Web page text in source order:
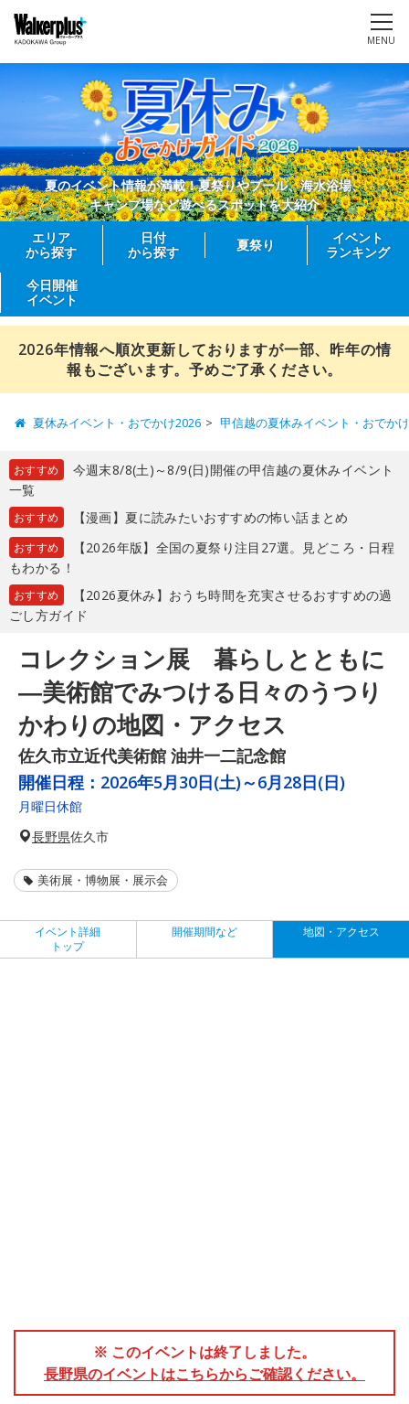
MENU
夏のイベント情報が満載！夏祭りやプール、海水浴場、
キャンプ場など遊べるスポットを大紹介
エリア
から探す
日付
から探す
夏祭り
イベント
ランキング
今日開催
イベント
2026年情報へ順次更新しておりますが一部、昨年の情
報もございます。予めご了承ください。
夏休みイベント・おでかけ2026 甲信越の夏休みイベント・おでか
おすすめ
今週末8/8(土)～8/9(日)開催の甲信越の夏休みイベント
一覧
おすすめ 【漫画】夏に読みたいおすすめの怖い話まとめ
おすすめ
【2026年版】全国の夏祭り注目27選。見どころ・日程
もわかる！
おすすめ
【2026夏休み】おうち時間を充実させるおすすめの過
ごし方ガイド
コレクション展 暮らしとともに
―美術館でみつける日々のうつり
かわりの地図・アクセス
佐久市立近代美術館 油井一二記念館
開催日程： 2026年5月30日(土)～6月28日(日)
月曜日休館
長野県佐久市
美術展・博物展・展示会
イベント詳細
トップ
開催期間など 地図・アクセス
※ このイベントは終了しました。
長野県のイベントはこちらからご確認ください。